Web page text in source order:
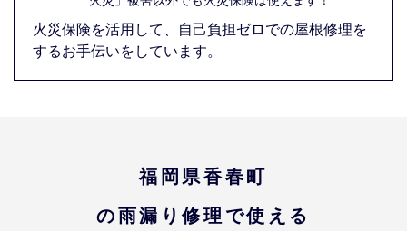
火災保険を活用して、自己負担ゼロでの屋根修理を
するお手伝いをしています。
福岡県香春町
の雨漏り修理で使える